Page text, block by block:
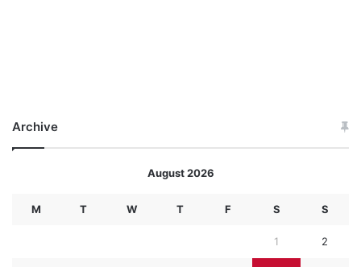
Archive
August 2026
M T W T F S S
1 2